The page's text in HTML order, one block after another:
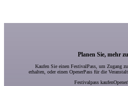
Planen Sie, mehr
Kaufen Sie einen FestivalPass, um Zugang
erhalten, oder einen OpenerPass für die
Festivalpass kaufen